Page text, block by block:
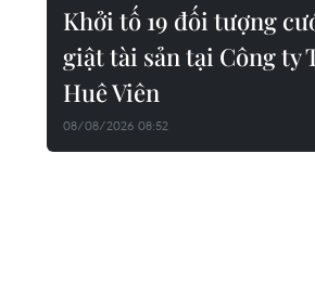
Khởi tố 19 đối tượng
giật tài sản tại Công ty
Huê Viên
08/08/2026 08:52